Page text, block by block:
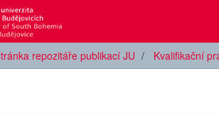
repozitáře publikací JU Kvalifikační